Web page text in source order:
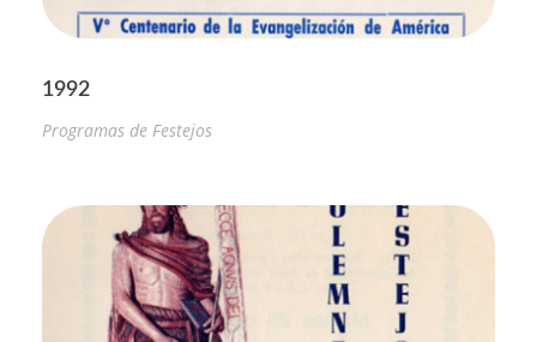
1992
Programas de Festejos